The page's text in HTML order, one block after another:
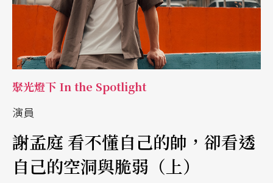
聚光燈下 In the Spotlight
演員
謝孟庭 看不懂自己的帥，卻看透
自己的空洞與脆弱（上）